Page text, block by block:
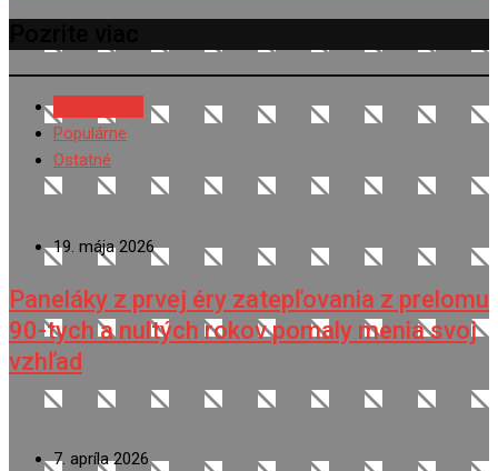
Populárne
Ostatné
19. mája 2026
Paneláky z prvej éry zatepľovania z prelomu
90-tych a nultých rokov pomaly menia svoj
vzhľad
7. apríla 2026